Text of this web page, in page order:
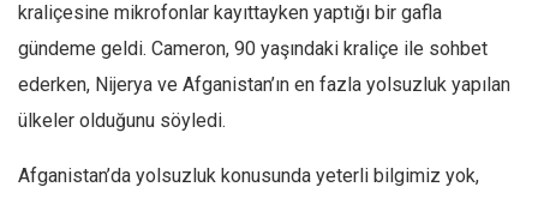
Mehmet Ali Tekin
Abir E. Nahas
Amina S. Jenenkovic
kraliçesine mikrofonlar kayıttayken yaptığı bir gafla
gündeme geldi. Cameron, 90 yaşındaki kraliçe ile sohbet
ederken, Nijerya ve Afganistan’ın en fazla yolsuzluk yapılan
ülkeler olduğunu söyledi.
Afganistan’da yolsuzluk konusunda yeterli bilgimiz yok,